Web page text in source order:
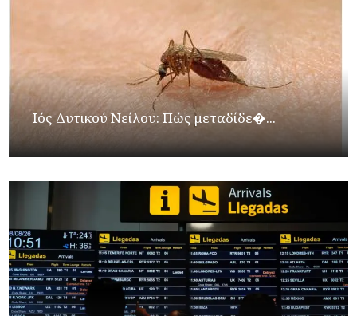
Ιός Δυτικού Νείλου: Πώς μεταδίδε�...